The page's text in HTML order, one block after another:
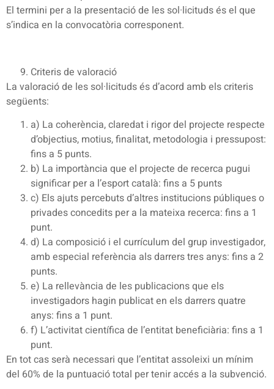
El termini per a la presentació de les sol·licituds és el que
s’indica en la convocatòria corresponent.
Criteris de valoració
La valoració de les sol·licituds és d’acord amb els criteris
següents:
a) La coherència, claredat i rigor del projecte respecte
d’objectius, motius, finalitat, metodologia i pressupost:
fins a 5 punts.
b) La importància que el projecte de recerca pugui
significar per a l’esport català: fins a 5 punts
c) Els ajuts percebuts d’altres institucions públiques o
privades concedits per a la mateixa recerca: fins a 1
punt.
d) La composició i el currículum del grup investigador,
amb especial referència als darrers tres anys: fins a 2
punts.
e) La rellevància de les publicacions que els
investigadors hagin publicat en els darrers quatre
anys: fins a 1 punt.
f) L’activitat científica de l’entitat beneficiària: fins a 1
punt.
En tot cas serà necessari que l’entitat assoleixi un mínim
del 60% de la puntuació total per tenir accés a la subvenció.